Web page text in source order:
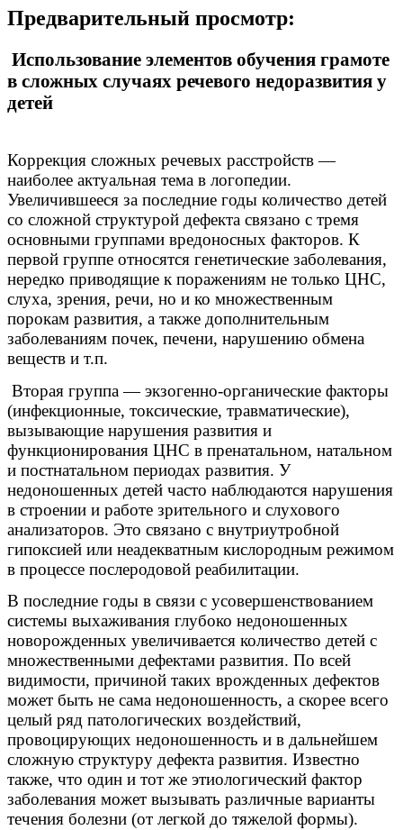
Предварительный просмотр:
Использование элементов обучения грамоте
в сложных случаях речевого недоразвития у
детей
Коррекция сложных речевых расстройств —
наиболее актуальная тема в логопедии.
Увеличившееся за последние годы количество детей
со сложной структурой дефекта связано с тремя
основными группами вредоносных факторов. К
первой группе относятся генетические заболевания,
нередко приводящие к поражениям не только ЦНС,
слуха, зрения, речи, но и ко множественным
порокам развития, а также дополнительным
заболеваниям почек, печени, нарушению обмена
веществ и т.п.
Вторая группа — экзогенно-органические факторы
(инфекционные, токсические, травматические),
вызывающие нарушения развития и
функционирования ЦНС в пренатальном, натальном
и постнатальном периодах развития. У
недоношенных детей часто наблюдаются нарушения
в строении и работе зрительного и слухового
анализаторов. Это связано с внутриутробной
гипоксией или неадекватным кислородным режимом
в процессе послеродовой реабилитации.
В последние годы в связи с усовершенствованием
системы выхаживания глубоко недоношенных
новорожденных увеличивается количество детей с
множественными дефектами развития. По всей
видимости, причиной таких врожденных дефектов
может быть не сама недоношенность, а скорее всего
целый ряд патологических воздействий,
провоцирующих недоношенность и в дальнейшем
сложную структуру дефекта развития. Известно
также, что один и тот же этиологический фактор
заболевания может вызывать различные варианты
течения болезни (от легкой до тяжелой формы).